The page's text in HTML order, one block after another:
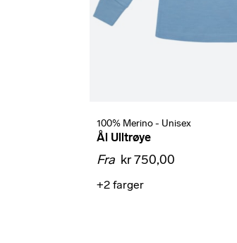
100% Merino - Unisex
Ål Ulltrøye
Fra kr 750,00
+2 farger